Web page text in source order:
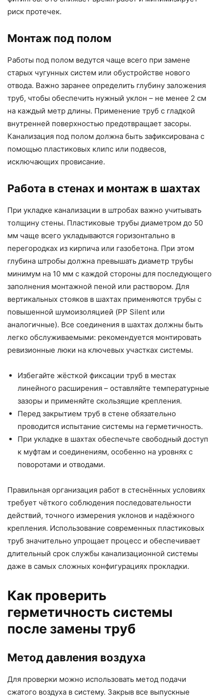
риск протечек.
Монтаж под полом
Работы под полом ведутся чаще всего при замене
старых чугунных систем или обустройстве нового
отвода. Важно заранее определить глубину заложения
труб, чтобы обеспечить нужный уклон – не менее 2 см
на каждый метр длины. Применение труб с гладкой
внутренней поверхностью предотвращает засоры.
Канализация под полом должна быть зафиксирована с
помощью пластиковых клипс или подвесов,
исключающих провисание.
Работа в стенах и монтаж в шахтах
При укладке канализации в штробах важно учитывать
толщину стены. Пластиковые трубы диаметром до 50
мм чаще всего укладываются горизонтально в
перегородках из кирпича или газобетона. При этом
глубина штробы должна превышать диаметр трубы
минимум на 10 мм с каждой стороны для последующего
заполнения монтажной пеной или раствором. Для
вертикальных стояков в шахтах применяются трубы с
повышенной шумоизоляцией (PP Silent или
аналогичные). Все соединения в шахтах должны быть
легко обслуживаемыми: рекомендуется монтировать
ревизионные люки на ключевых участках системы.
Избегайте жёсткой фиксации труб в местах
линейного расширения – оставляйте температурные
зазоры и применяйте скользящие крепления.
Перед закрытием труб в стене обязательно
проводится испытание системы на герметичность.
При укладке в шахтах обеспечьте свободный доступ
к муфтам и соединениям, особенно на уровнях с
поворотами и отводами.
Правильная организация работ в стеснённых условиях
требует чёткого соблюдения последовательности
действий, точного измерения уклонов и надёжного
крепления. Использование современных пластиковых
труб значительно упрощает процесс и обеспечивает
длительный срок службы канализационной системы
даже в самых сложных конфигурациях прокладки.
Как проверить
герметичность системы
после замены труб
Метод давления воздуха
Для проверки можно использовать метод подачи
сжатого воздуха в систему. Закрыв все выпускные